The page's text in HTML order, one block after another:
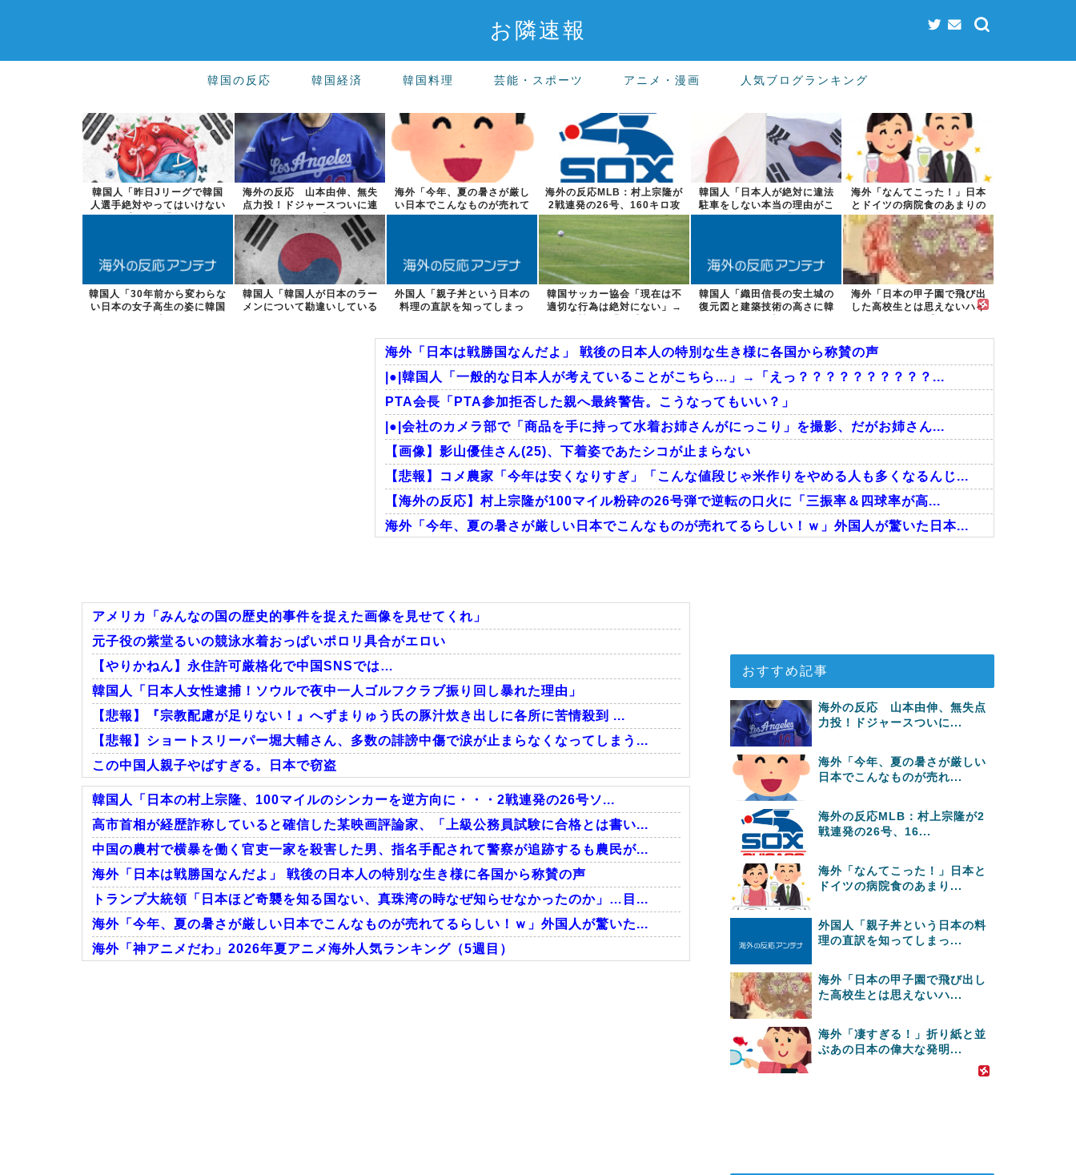
お隣速報
韓国の反応 韓国経済 韓国料理 芸能・スポーツ アニメ・漫画 人気ブログランキング
韓国人「昨日Jリーグで韓国
人選手絶対やってはいけない
プレーで退場...
海外の反応 山本由伸、無失
点力投！ドジャースついに連
敗ストップ！...
海外「今年、夏の暑さが厳し
い日本でこんなものが売れて
るらしい！ｗ...
海外の反応MLB：村上宗隆が
2戦連発の26号、160キロ攻
略のポ...
韓国人「日本人が絶対に違法
駐車をしない本当の理由がこ
ちら…」→「...
海外「なんてこった！」日本
とドイツの病院食のあまりの
差に海外が大...
韓国人「30年前から変わらな
い日本の女子高生の姿に韓国
韓国人「韓国人が日本のラー
メンについて勘違いしている
外国人「親子丼という日本の
料理の直訳を知ってしまっ
韓国サッカー協会「現在は不
適切な行為は絶対にない」→
韓国人「織田信長の安土城の
復元図と建築技術の高さに韓
海外「日本の甲子園で飛び出
した高校生とは思えないハイ
海外「日本は戦勝国なんだよ」 戦後の日本人の特別な生き様に各国から称賛の声
|●|韓国人「一般的な日本人が考えていることがこちら…」→「えっ？？？？？？？？？？...
PTA会長「PTA参加拒否した親へ最終警告。こうなってもいい？」
|●|会社のカメラ部で「商品を手に持って水着お姉さんがにっこり」を撮影、だがお姉さん...
【画像】影山優佳さん(25)、下着姿であたシコが止まらない
【悲報】コメ農家「今年は安くなりすぎ」「こんな値段じゃ米作りをやめる人も多くなるんじ...
【海外の反応】村上宗隆が100マイル粉砕の26号弾で逆転の口火に「三振率＆四球率が高...
海外「今年、夏の暑さが厳しい日本でこんなものが売れてるらしい！ｗ」外国人が驚いた日本...
海外「この日本アニメはマジでぶっ飛んでる！ｗ」外国人が予測不可能でぶっ飛んでると評価...
Powered by livedoor 相互RSS
アメリカ「みんなの国の歴史的事件を捉えた画像を見せてくれ」
元子役の紫堂るいの競泳水着おっぱいポロリ具合がエロい
【やりかねん】永住許可厳格化で中国SNSでは…
韓国人「日本人女性逮捕！ソウルで夜中一人ゴルフクラブ振り回し暴れた理由」
【悲報】『宗教配慮が足りない！』へずまりゅう氏の豚汁炊き出しに各所に苦情殺到 ...
【悲報】ショートスリーパー堀大輔さん、多数の誹謗中傷で涙が止まらなくなってしまう...
この中国人親子やばすぎる。日本で窃盗
Powered by livedoor 相互RSS
韓国人「日本の村上宗隆、100マイルのシンカーを逆方向に・・・2戦連発の26号ソ...
高市首相が経歴詐称していると確信した某映画評論家、「上級公務員試験に合格とは書い...
中国の農村で横暴を働く官吏一家を殺害した男、指名手配されて警察が追跡するも農民が...
海外「日本は戦勝国なんだよ」 戦後の日本人の特別な生き様に各国から称賛の声
トランプ大統領「日本ほど奇襲を知る国ない、真珠湾の時なぜ知らせなかったのか」…目...
海外「今年、夏の暑さが厳しい日本でこんなものが売れてるらしい！ｗ」外国人が驚いた...
海外「神アニメだわ」2026年夏アニメ海外人気ランキング（5週目）
おすすめ記事
海外の反応 山本由伸、無失点
力投！ドジャースついに...
海外「今年、夏の暑さが厳しい
日本でこんなものが売れ...
海外の反応MLB：村上宗隆が2
戦連発の26号、16...
海外「なんてこった！」日本と
ドイツの病院食のあまり...
外国人「親子丼という日本の料
理の直訳を知ってしまっ...
海外「日本の甲子園で飛び出し
た高校生とは思えないハ...
海外「凄すぎる！」折り紙と並
ぶあの日本の偉大な発明...